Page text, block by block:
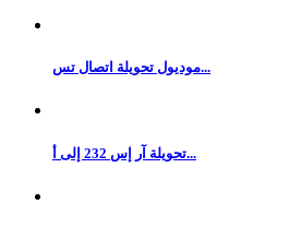
موديول تحويلة اتصال تس...
تحويلة آر إس 232 إلى أ...